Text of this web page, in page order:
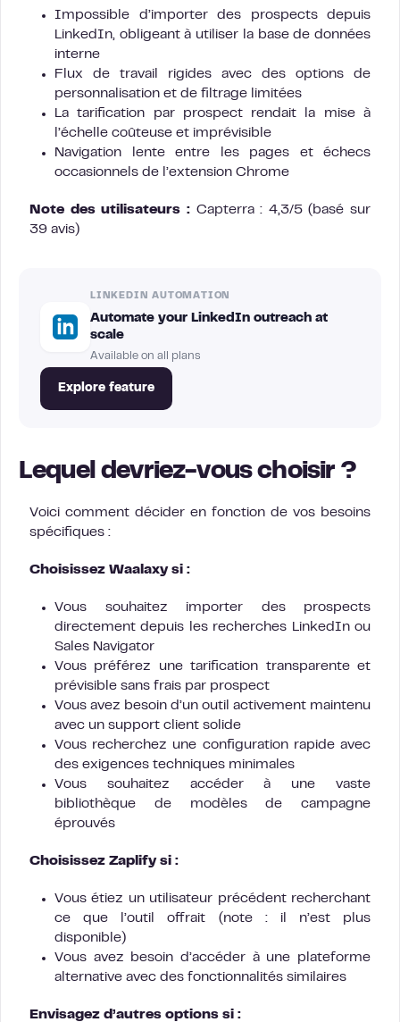
Impossible d’importer des prospects depuis
LinkedIn, obligeant à utiliser la base de données
interne
Flux de travail rigides avec des options de
personnalisation et de filtrage limitées
La tarification par prospect rendait la mise à
l’échelle coûteuse et imprévisible
Navigation lente entre les pages et échecs
occasionnels de l’extension Chrome
Note des utilisateurs :Capterra : 4,3/5 (basé sur
39 avis)
LINKEDIN AUTOMATION
Automate your LinkedIn outreach at
scale
Available on all plans
Explore feature
Lequel devriez-vous choisir ?
Voici comment décider en fonction de vos besoins
spécifiques :
Choisissez Waalaxy si :
Vous souhaitez importer des prospects
directement depuis les recherches LinkedIn ou
Sales Navigator
Vous préférez une tarification transparente et
prévisible sans frais par prospect
Vous avez besoin d’un outil activement maintenu
avec un support client solide
Vous recherchez une configuration rapide avec
des exigences techniques minimales
Vous souhaitez accéder à une vaste
bibliothèque de modèles de campagne
éprouvés
Choisissez Zaplify si :
Vous étiez un utilisateur précédent recherchant
ce que l’outil offrait (note : il n’est plus
disponible)
Vous avez besoin d’accéder à une plateforme
alternative avec des fonctionnalités similaires
Envisagez d’autres options si :